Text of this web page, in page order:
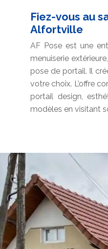
Fiez-vous au
Alfortville
AF Pose est une
menuiserie
pose de portail. Il
votre choix. L’offre
portail design,
modèles en visitant